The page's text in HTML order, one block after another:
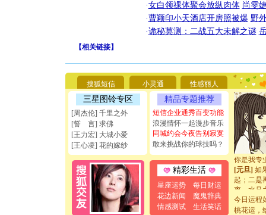
·女白领祼体聚会放纵肉体 尚雯
·曹颖印小天酒店开房照被爆 野
·诡秘莫测：二战五大未解之谜
【相关链接】
搜狐短信 小灵通 性感丽人
三星图铃专区
[周杰伦] 千里之外
[誓 言] 求佛
[王力宏] 大城小爱
[王心凌] 花的嫁纱
精品专题推荐
短信企业通秀百变功能
浪漫情怀一起漫步音乐
同城约会今夜告别寂寞
敢来挑战你的球技吗？
精彩生活
星座运势
每日财运
花边新闻
魔鬼辞典
情感测试
生活笑话
你太多，
要平安！
[圣诞节]
能正大光
天都要快
[圣诞节]
如意,快
[元旦]看
断电。爱
你是我专
[元旦] 如
起；二是
离。水晶
[元旦]当
泣，这痛
今日运程
桃花运，